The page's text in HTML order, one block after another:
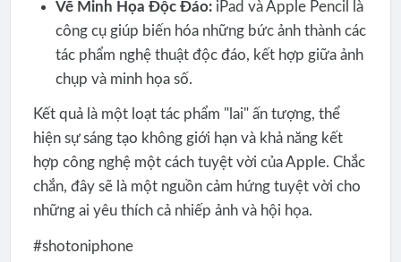
Vẽ Minh Họa Độc Đáo:iPad và Apple Pencil là
công cụ giúp biến hóa những bức ảnh thành các
tác phẩm nghệ thuật độc đáo, kết hợp giữa ảnh
chụp và minh họa số.
Kết quả là một loạt tác phẩm "lai" ấn tượng, thể
hiện sự sáng tạo không giới hạn và khả năng kết
hợp công nghệ một cách tuyệt vời của Apple. Chắc
chắn, đây sẽ là một nguồn cảm hứng tuyệt vời cho
những ai yêu thích cả nhiếp ảnh và hội họa.
#shotoniphone